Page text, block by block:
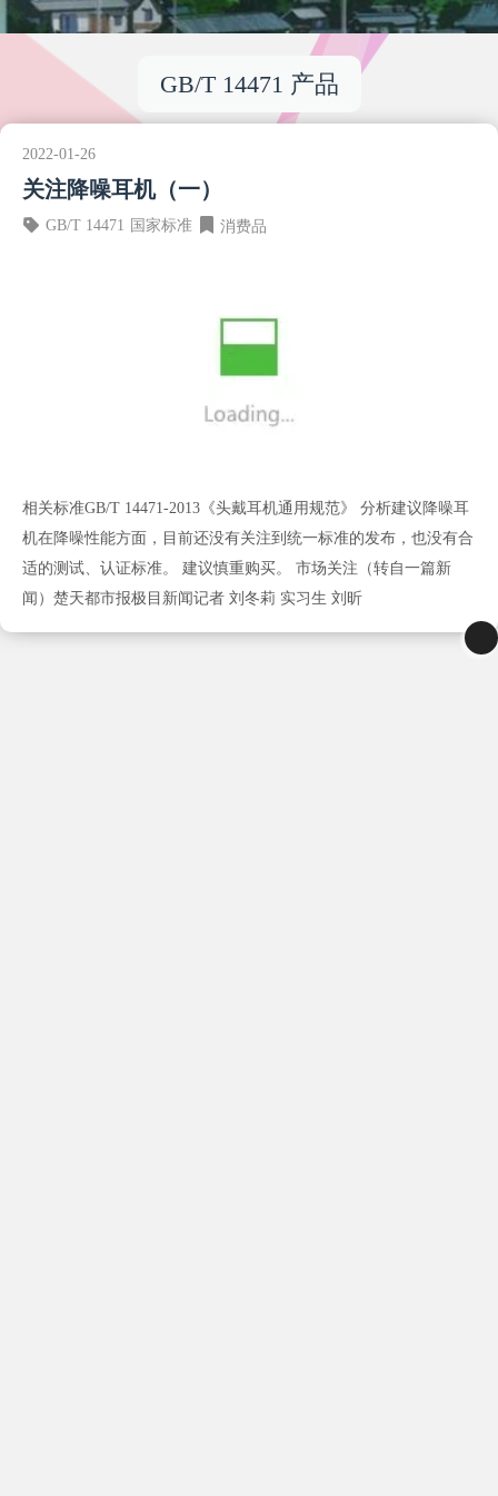
GB/T 14471 产品
2022-01-26
关注降噪耳机（一）
GB/T 14471 国家标准 消费品
相关标准GB/T 14471-2013《头戴耳机通用规范》 分析建议降噪耳
机在降噪性能方面，目前还没有关注到统一标准的发布，也没有合
适的测试、认证标准。 建议慎重购买。 市场关注（转自一篇新
闻）楚天都市报极目新闻记者 刘冬莉 实习生 刘昕